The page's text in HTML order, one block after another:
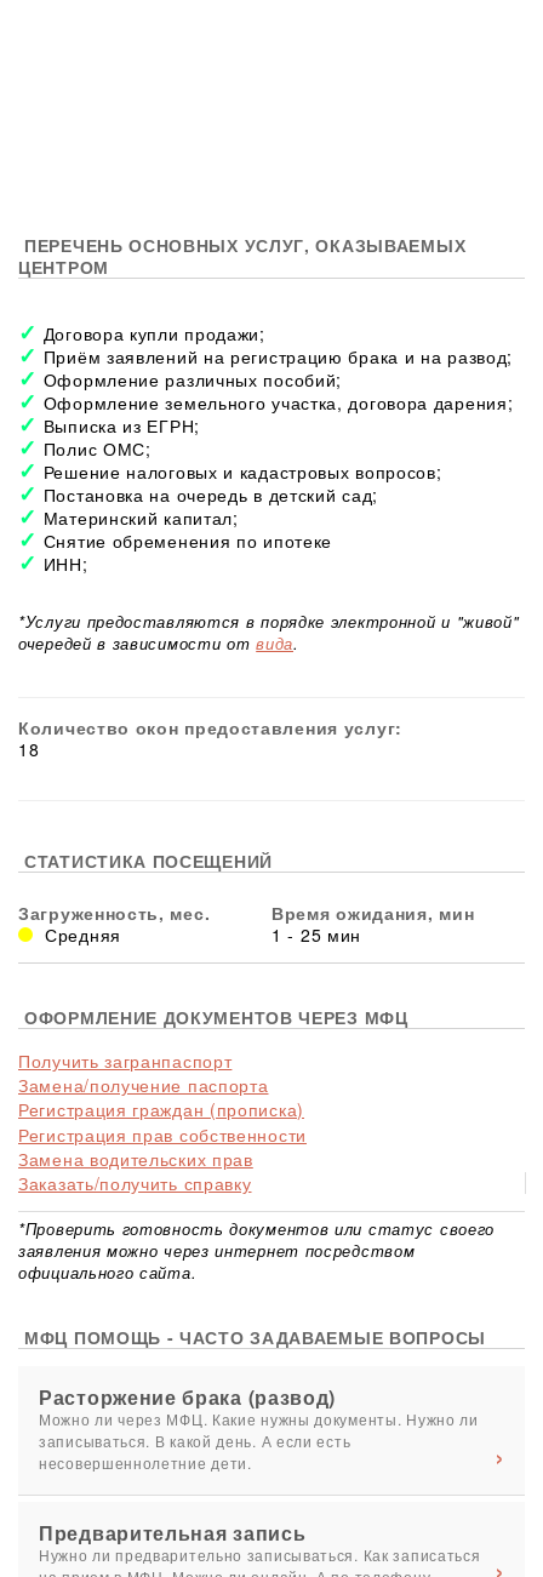
ПЕРЕЧЕНЬ ОСНОВНЫХ УСЛУГ, ОКАЗЫВАЕМЫХ
ЦЕНТРОМ
Договора купли продажи;
Приём заявлений на регистрацию брака и на развод;
Оформление различных пособий;
Оформление земельного участка, договора дарения;
Выписка из ЕГРН;
Полис ОМС;
Решение налоговых и кадастровых вопросов;
Постановка на очередь в детский сад;
Материнский капитал;
Снятие обременения по ипотеке
ИНН;
*Услуги предоставляются в порядке электронной и "живой"
очередей в зависимости отвида.
Количество окон предоставления услуг:
18
СТАТИСТИКА ПОСЕЩЕНИЙ
Загруженность, мес.
Средняя
Время ожидания, мин
1 - 25 мин
ОФОРМЛЕНИЕ ДОКУМЕНТОВ ЧЕРЕЗ МФЦ
Получить загранпаспорт
Замена/получение паспорта
Регистрация граждан (прописка)
Регистрация прав собственности
Замена водительских прав
Заказать/получить справку
*Проверить готовность документов или статус своего
заявления можно через интернет посредством
официального сайта.
МФЦ ПОМОЩЬ - ЧАСТО ЗАДАВАЕМЫЕ ВОПРОСЫ
Расторжение брака (развод)
Можно ли через МФЦ. Какие нужны документы. Нужно ли
записываться. В какой день. А если есть
несовершеннолетние дети.
Предварительная запись
Нужно ли предварительно записываться. Как записаться